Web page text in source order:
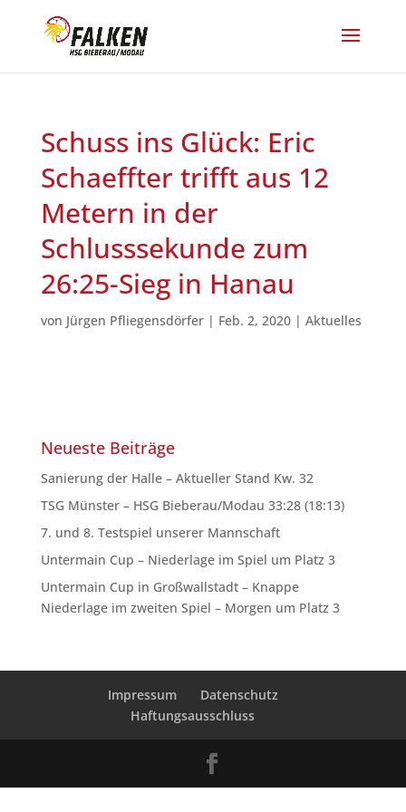
Schuss ins Glück: Eric
Schaeffter trifft aus 12
Metern in der
Schlusssekunde zum
26:25-Sieg in Hanau
von Jürgen Pfliegensdörfer| Feb. 2, 2020| Aktuelles
Neueste Beiträge
Sanierung der Halle – Aktueller Stand Kw. 32
TSG Münster – HSG Bieberau/Modau 33:28 (18:13)
7. und 8. Testspiel unserer Mannschaft
Untermain Cup – Niederlage im Spiel um Platz 3
Untermain Cup in Großwallstadt – Knappe
Niederlage im zweiten Spiel – Morgen um Platz 3
Impressum
Datenschutz
Haftungsausschluss